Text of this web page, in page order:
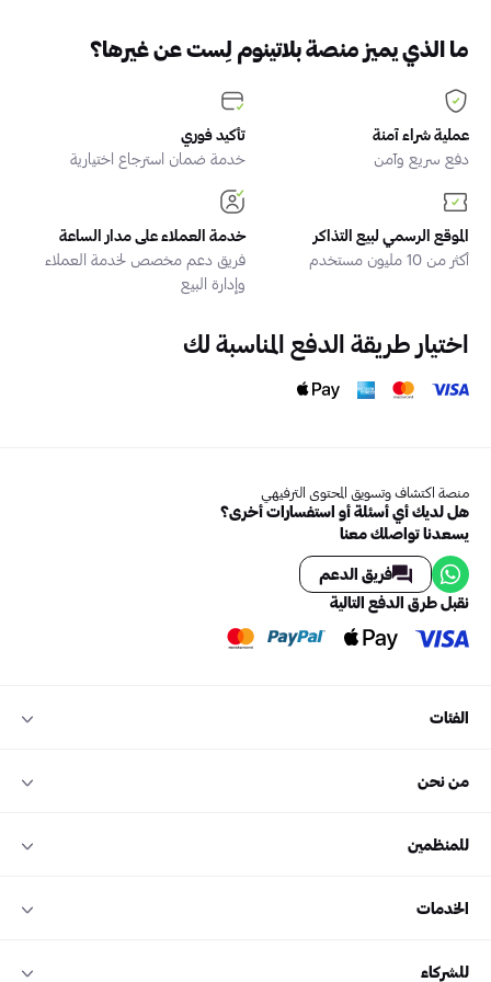
ما الذي يميز منصة بلاتينوم لِست عن غيرها؟
عملية شراء آمنة
دفع سريع وآمن
تأكيد فوري
خدمة ضمان استرجاع اختيارية
الموقع الرسمي لبيع التذاكر
أكثر من 10 مليون مستخدم
خدمة العملاء على مدار الساعة
فريق دعم مخصص لخدمة العملاء
وإدارة البيع
اختيار طريقة الدفع المناسبة لك
منصة اكتشاف وتسويق المحتوى الترفيهي
هل لديك أي أسئلة أو استفسارات أخرى؟
يسعدنا تواصلك معنا
فريق الدعم
نقبل طرق الدفع التالية
الفئات
من نحن
للمنظمين
الخدمات
للشركاء